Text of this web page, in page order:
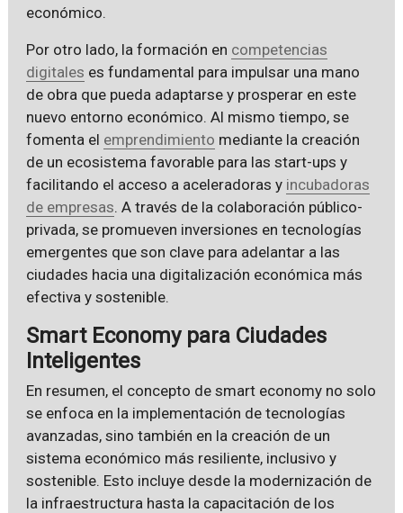
económico.
Por otro lado, la formación en competencias
digitales es fundamental para impulsar una mano
de obra que pueda adaptarse y prosperar en este
nuevo entorno económico. Al mismo tiempo, se
fomenta el emprendimiento mediante la creación
de un ecosistema favorable para las start-ups y
facilitando el acceso a aceleradoras y incubadoras
de empresas. A través de la colaboración público-
privada, se promueven inversiones en tecnologías
emergentes que son clave para adelantar a las
ciudades hacia una digitalización económica más
efectiva y sostenible.
Smart Economy para Ciudades
Inteligentes
En resumen, el concepto de smart economy no solo
se enfoca en la implementación de tecnologías
avanzadas, sino también en la creación de un
sistema económico más resiliente, inclusivo y
sostenible. Esto incluye desde la modernización de
la infraestructura hasta la capacitación de los